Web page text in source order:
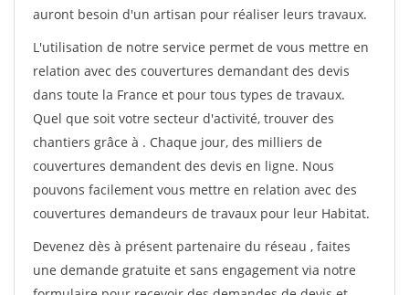
auront besoin d'un artisan pour réaliser leurs travaux.
L'utilisation de notre service permet de vous mettre en
relation avec des couvertures demandant des devis
dans toute la France et pour tous types de travaux.
Quel que soit votre secteur d'activité, trouver des
chantiers grâce à . Chaque jour, des milliers de
couvertures demandent des devis en ligne. Nous
pouvons facilement vous mettre en relation avec des
couvertures demandeurs de travaux pour leur Habitat.
Devenez dès à présent partenaire du réseau , faites
une demande gratuite et sans engagement via notre